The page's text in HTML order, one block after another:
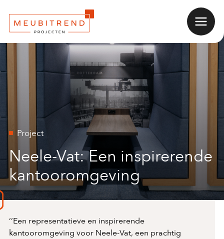
hoofdinhoud
Home Menu
Project
Neele-Vat: Een inspirerende
kantooromgeving
‘‘Een representatieve en inspirerende
kantooromgeving voor Neele-Vat, een prachtig